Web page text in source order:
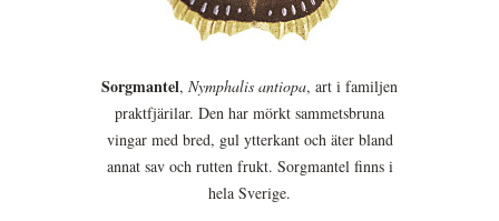
Sorgmantel, Nymphalis antiopa, art i familjen
praktfjärilar. Den har mörkt sammetsbruna
vingar med bred, gul ytterkant och äter bland
annat sav och rutten frukt. Sorgmantel finns i
hela Sverige.